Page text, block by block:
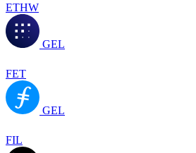
ETHW
GEL
FET
GEL
FIL